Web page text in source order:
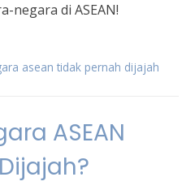
negara di ASEAN!
asean tidak pernah dijajah
ASEAN